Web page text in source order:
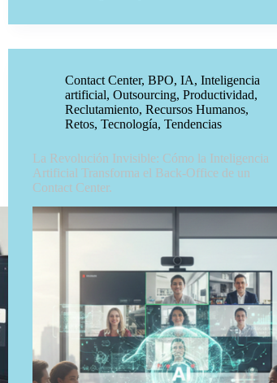
Contact Center, BPO, IA, Inteligencia
artificial, Outsourcing, Productividad,
Reclutamiento, Recursos Humanos,
Retos, Tecnología, Tendencias
La Revolución Invisible: Cómo la Inteligencia
Artificial Transforma el Back-Office de un
Contact Center.